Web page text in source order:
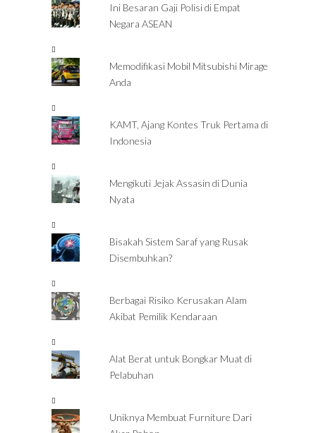
Ini Besaran Gaji Polisi di Empat
Negara ASEAN
Memodifikasi Mobil Mitsubishi Mirage
Anda
KAMT, Ajang Kontes Truk Pertama di
Indonesia
Mengikuti Jejak Assasin di Dunia
Nyata
Bisakah Sistem Saraf yang Rusak
Disembuhkan?
Berbagai Risiko Kerusakan Alam
Akibat Pemilik Kendaraan
Alat Berat untuk Bongkar Muat di
Pelabuhan
Uniknya Membuat Furniture Dari